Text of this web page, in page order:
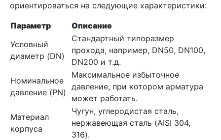
ориентироваться на следующие характеристики:
Параметр
Описание
Условный
диаметр (DN)
Стандартный типоразмер
прохода, например, DN50, DN100,
DN200 и т.д.
Номинальное
давление (PN)
Максимальное избыточное
давление, при котором арматура
может работать.
Материал
корпуса
Чугун, углеродистая сталь,
нержавеющая сталь (AISI 304,
316).